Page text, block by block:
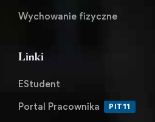
Wychowanie fizyczne
Linki
EStudent
Portal Pracownika
PIT11